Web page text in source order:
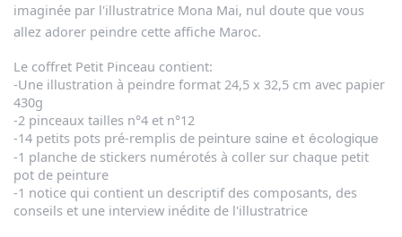
imaginée par l'illustratrice Mona Mai, nul doute que vous
allez adorer peindre cette affiche Maroc.
Le coffret Petit Pinceau contient:
-Une illustration à peindre format 24,5 x 32,5 cm avec papier
430g
-2 pinceaux tailles n°4 et n°12
-14 petits pots pré-remplis de peinture saine et écologique
-1 planche de stickers numérotés à coller sur chaque petit
pot de peinture
-1 notice qui contient un descriptif des composants, des
conseils et une interview inédite de l'illustratrice